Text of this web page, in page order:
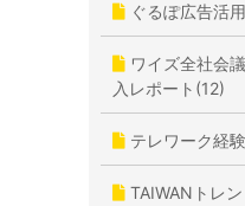
ぐるぽ広告活
ワイズ全社会
入レポート(12)
テレワーク経
TAIWANトレ